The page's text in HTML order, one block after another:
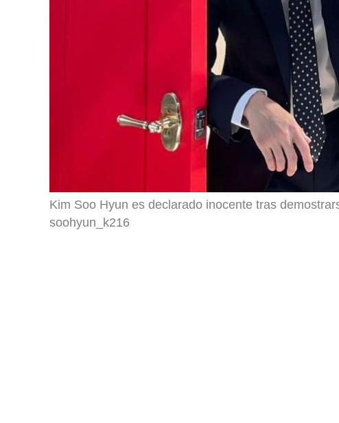
Kim Soo Hyun es declarado inocente tras
soohyun_k216